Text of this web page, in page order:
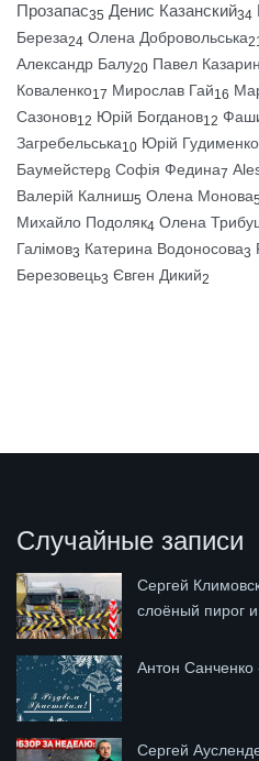
Прозапас35 Денис Казанский34
Береза24 Олена Добровольська
Александр Балу20 Павел Казарин
Коваленко17 Мирослав Гай16
Сазонов12 Юрій Богданов12
Загребельська10 Юрій Гудименко
Баумейстер8 Софія Федина7
Валерій Калниш5 Олена Монова5
Михайло Подоляк4 Олена
Галімов3 Катерина Водоносова3
Березовець3 Євген Дикий2
Случайные записи
Сергей
слоёный пирог
Антон Санченко
Сергей